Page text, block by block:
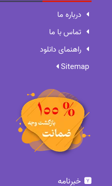
درباره ما
تماس با ما
راهنمای دانلود
Sitemap
خبرنامه